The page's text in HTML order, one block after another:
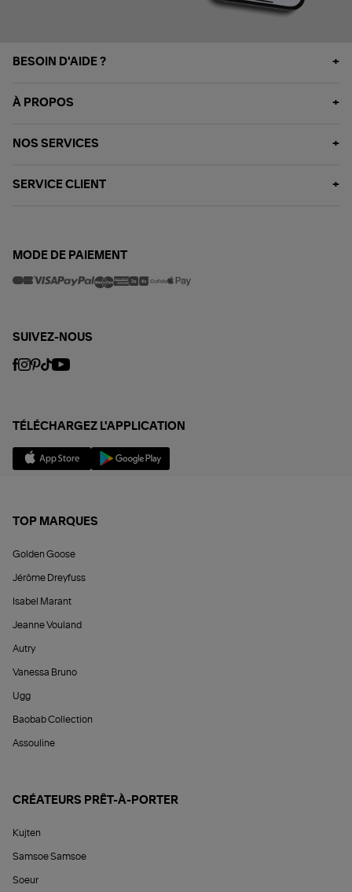
BESOIN D'AIDE ?
À PROPOS
NOS SERVICES
SERVICE CLIENT
MODE DE PAIEMENT
SUIVEZ-NOUS
TÉLÉCHARGEZ L'APPLICATION
TOP MARQUES
Golden Goose
Jérôme Dreyfuss
Isabel Marant
Jeanne Vouland
Autry
Vanessa Bruno
Ugg
Baobab Collection
Assouline
CRÉATEURS PRÊT-À-PORTER
Kujten
Samsoe Samsoe
Soeur